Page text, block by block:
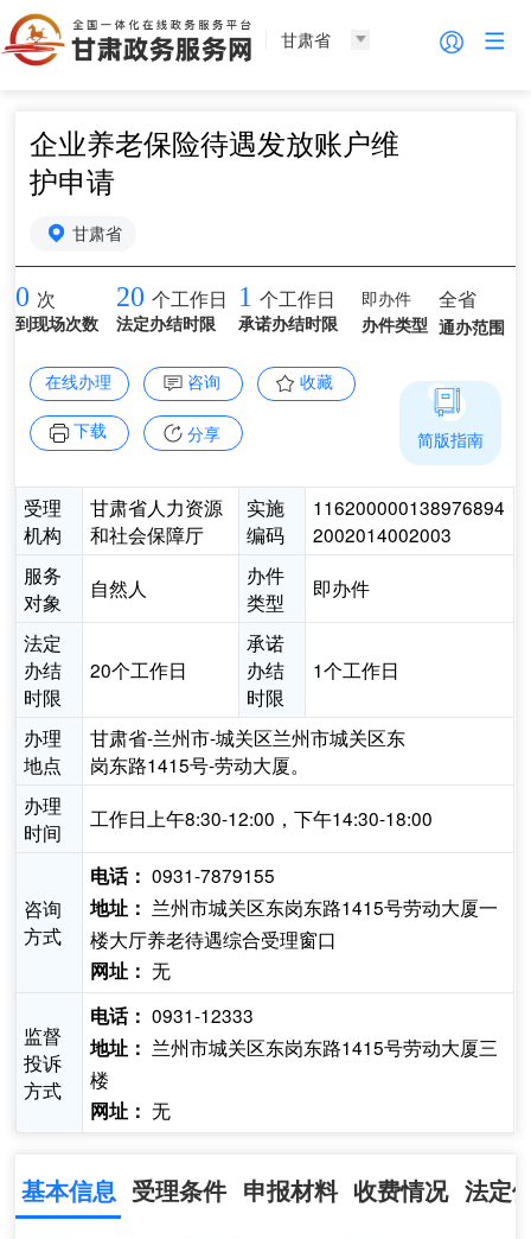
甘肃省
企业养老保险待遇发放账户维
护申请
甘肃省
0 次
到现场次数
20 个工作日
法定办结时限
1 个工作日
承诺办结时限
即办件
办件类型
全省
通办范围
在线办理 咨询 收藏
下载 分享
受理
机构
甘肃省人力资源
和社会保障厅
实施
编码
116200000138976894
2002014002003
服务
对象
自然人
办件
类型
即办件
法定
办结
时限
20个工作日
承诺
办结
时限
1个工作日
办理
地点
甘肃省-兰州市-城关区兰州市城关区东
岗东路1415号-劳动大厦。
办理
时间
工作日上午8:30-12:00，下午14:30-18:00
咨询
方式
电话： 0931-7879155
地址： 兰州市城关区东岗东路1415号劳动大厦一
楼大厅养老待遇综合受理窗口
网址： 无
监督
投诉
方式
电话： 0931-12333
地址： 兰州市城关区东岗东路1415号劳动大厦三
楼
网址： 无
简版指南
基本信息 受理条件 申报材料 收费情况 法定